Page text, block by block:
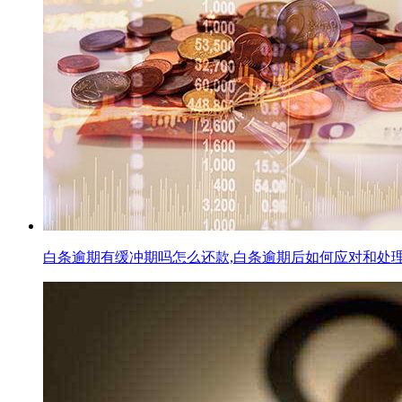
白条逾期有缓冲期吗怎么还款,白条逾期后如何应对和处